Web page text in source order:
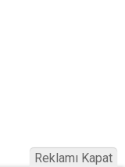
Reklamı Kapat